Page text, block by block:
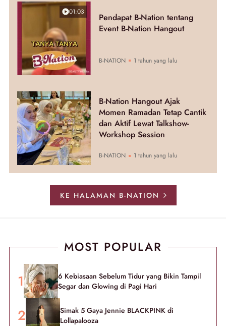
01:03
Pendapat B-Nation tentang
Event B-Nation Hangout
B-NATION 1 tahun yang lalu
B-Nation Hangout Ajak
Momen Ramadan Tetap Cantik
dan Aktif Lewat Talkshow-
Workshop Session
B-NATION 1 tahun yang lalu
KE HALAMAN B-NATION
MOST POPULAR
6 Kebiasaan Sebelum Tidur yang Bikin Tampil
Segar dan Glowing di Pagi Hari
Simak 5 Gaya Jennie BLACKPINK di
Lollapalooza